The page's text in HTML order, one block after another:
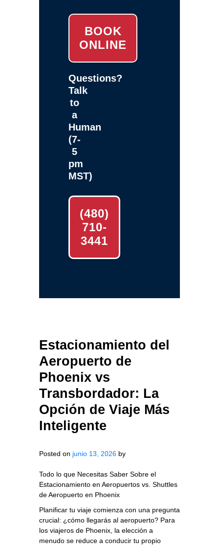
BOOK
ONLINE
Questions?
Talk
to
a
Human
(7-
5
pm
MST)
(480)
710-
3441
Estacionamiento del
Aeropuerto de
Phoenix vs
Transbordador: La
Opción de Viaje Más
Inteligente
Posted on junio 13, 2026 by
Todo lo que Necesitas Saber Sobre el
Estacionamiento en Aeropuertos vs. Shuttles
de Aeropuerto en Phoenix
Planificar tu viaje comienza con una pregunta
crucial: ¿cómo llegarás al aeropuerto? Para
los viajeros de Phoenix, la elección a
menudo se reduce a conducir tu propio